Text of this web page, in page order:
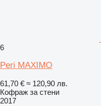
6
Peri MAXIMO
61,70 € ≈ 120,90 лв.
Кофраж за стени
2017